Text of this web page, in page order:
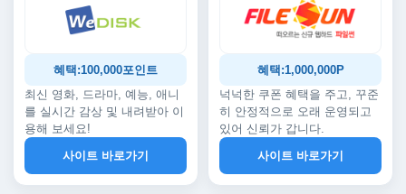
혜택:100,000포인트
최신 영화, 드라마, 예능, 애니
를 실시간 감상 및 내려받아 이
용해 보세요!
사이트 바로가기
혜택:1,000,000P
넉넉한 쿠폰 혜택을 주고, 꾸준
히 안정적으로 오래 운영되고
있어 신뢰가 갑니다.
사이트 바로가기